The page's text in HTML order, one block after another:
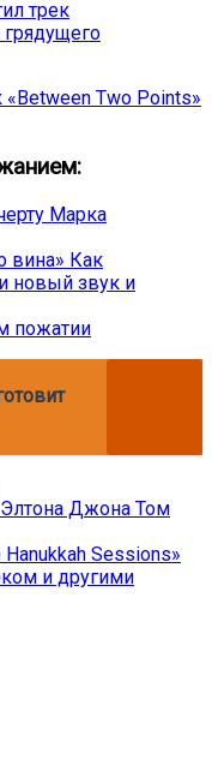
Two Points»
Марка
вина» Как
новый звук и
пожатии
Джона Том
Sessions»
и другими